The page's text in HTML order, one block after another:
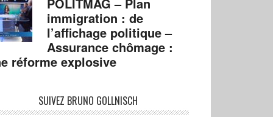
immigration : de
l’affichage politique –
Assurance chômage :
réforme explosive
SUIVEZ BRUNO GOLLNISCH